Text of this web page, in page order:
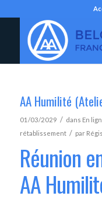
AA Humilité
01/03/2029 / dans En
rétablissement / par
Réunion
AA